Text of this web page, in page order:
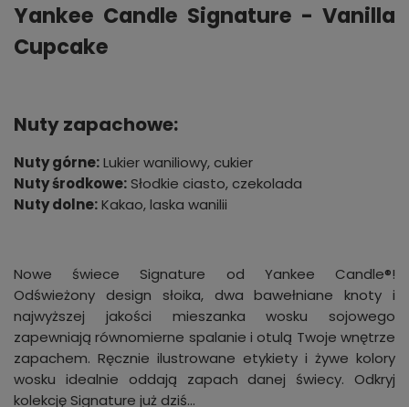
Yankee Candle Signature - Vanilla
Cupcake
Nuty zapachowe:
Nuty górne:Lukier waniliowy, cukier
Nuty środkowe:Słodkie ciasto, czekolada
Nuty dolne:Kakao, laska wanilii
Nowe świece Signature od Yankee Candle®!
Odświeżony design słoika, dwa bawełniane knoty i
najwyższej jakości mieszanka wosku sojowego
zapewniają równomierne spalanie i otulą Twoje wnętrze
zapachem. Ręcznie ilustrowane etykiety i żywe kolory
wosku idealnie oddają zapach danej świecy. Odkryj
kolekcję Signature już dziś…